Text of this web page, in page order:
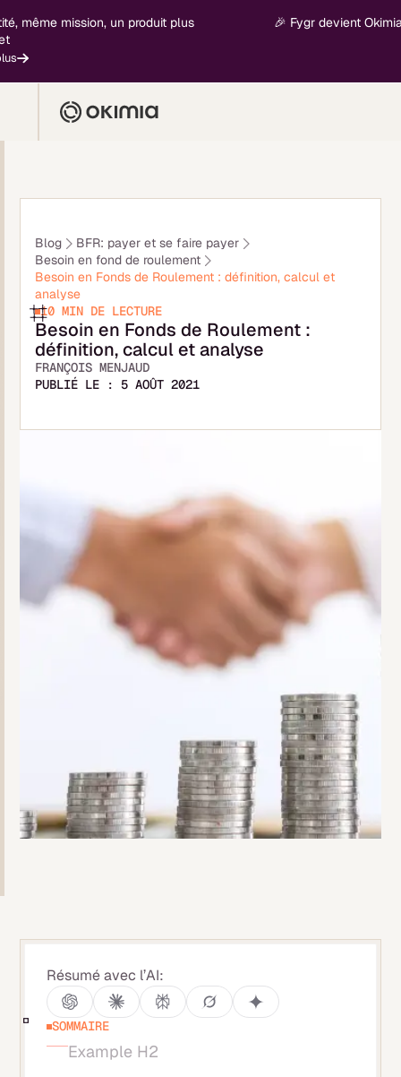
mission, un produit plus 🎉 Fygr devient Okimia -
Blog
BFR: payer et se faire payer
Besoin en fond de roulement
Besoin en Fonds de Roulement : définition, calcul et
analyse
10 MIN DE LECTURE
Besoin en Fonds de Roulement :
définition, calcul et analyse
FRANÇOIS MENJAUD
PUBLIÉ LE : 5 AOÛT 2021
Résumé avec l’AI:
SOMMAIRE
Example H2